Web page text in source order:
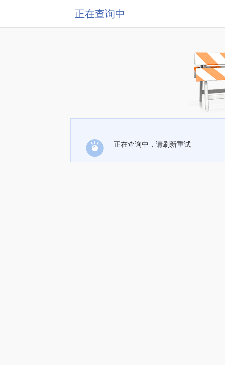
正在查询中
正在查询中，请刷新重试